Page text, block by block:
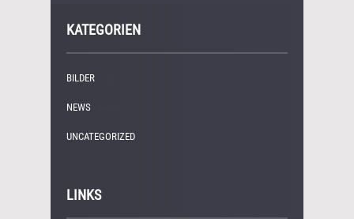
KATEGORIEN
BILDER
NEWS
UNCATEGORIZED
LINKS